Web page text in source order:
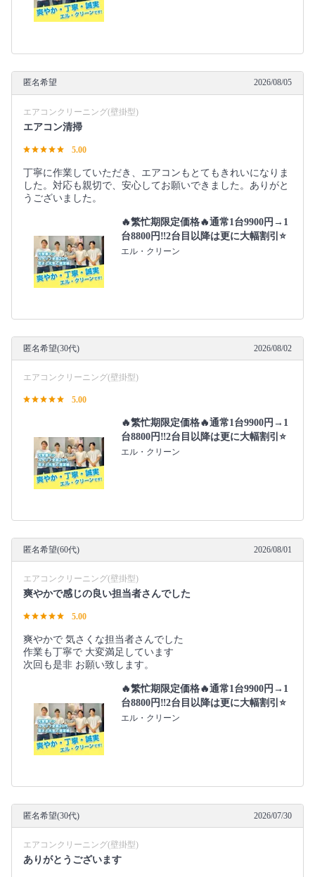
匿名希望 2026/08/05
エアコンクリーニング(壁掛型)
エアコン清掃
5.00
丁寧に作業していただき、エアコンもとてもきれいになりま
した。対応も親切で、安心してお願いできました。ありがと
うございました。
🔥繁忙期限定価格🔥通常1台9900円→1
台8800円‼️2台目以降は更に大幅割引⭐️
エル・クリーン
匿名希望(30代) 2026/08/02
エアコンクリーニング(壁掛型)
5.00
🔥繁忙期限定価格🔥通常1台9900円→1
台8800円‼️2台目以降は更に大幅割引⭐️
エル・クリーン
匿名希望(60代) 2026/08/01
エアコンクリーニング(壁掛型)
爽やかで感じの良い担当者さんでした
5.00
爽やかで 気さくな担当者さんでした
作業も丁寧で 大変満足しています
次回も是非 お願い致します。
🔥繁忙期限定価格🔥通常1台9900円→1
台8800円‼️2台目以降は更に大幅割引⭐️
エル・クリーン
匿名希望(30代) 2026/07/30
エアコンクリーニング(壁掛型)
ありがとうございます